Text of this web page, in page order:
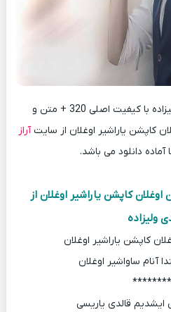
دانلود آهنگ جدید مهدی ولیزاده با کیفیت اصلی 320 + متن و
کاپشن یاراشیر اوغلان از سایتآراز
آماده دانلود می باشد.
کاپشن یاراشیر اوغلان از
ولیزاده
کاپشن یاراشیر اوغلان
آنام ساواشیر اوغلان
ایشدیم قالدی یاریسی